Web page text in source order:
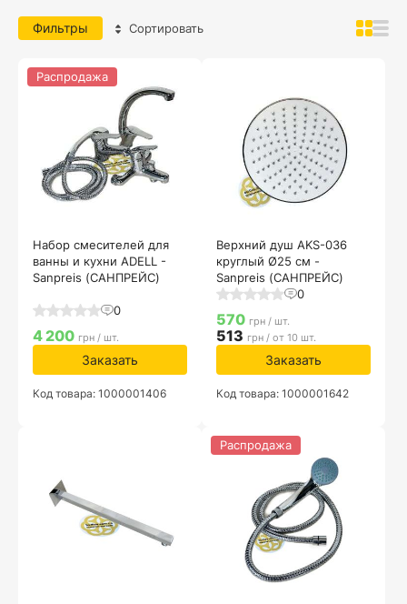
Фильтры Сортировать
Набор смесителей для
ванны и кухни ADELL -
Sanpreis (САНПРЕЙС)
0
Распродажа
4 200 грн / шт.
Заказать
Код товара: 1000001406
Верхний душ AKS-036
круглый Ø25 см -
Sanpreis (САНПРЕЙС)
0
570 грн / шт.
513 грн / от 10 шт.
Заказать
Код товара: 1000001642
Распродажа